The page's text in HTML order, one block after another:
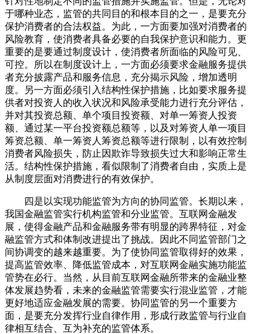
于哪种业态，监管的共同目的和根本目的之一，是要充分
保护消费者的合法权益。为此，一方面要加强对消费者的
风险教育，使消费者具备必要的自我保护意识和能力。更
重要的是要通过制度设计，使消费者所面临的风险可见、
可控。所以在制度设计上，一方面必须要求金融服务提供
者充分披露产品和服务信息，充分揭示风险，增加透明
度。另一方面必须引入结构性保护措施，比如要求服务提
供者对投资人的收入状况和风险承受能力进行充分评估，
并对其投资总额、单个项目投资额、对单一筹资人投资
额、通过某一平台投资额总额等，以及对筹资人单一项目
筹资总额、单一筹资人筹资总额等进行限制，以有效控制
消费者风险损失，防止因欺诈导致损失过大和影响正常生
活。结构性保护措施，看似限制了消费者自由，实质上是
从制度层面对消费进行的有效保护。
四是以实现功能监管为方向的协同监管。长期以来，
我国金融监管实行机构监管和分业监管。互联网金融发
展，使得金融产品和金融服务带有明显的跨界特征，对金
融监管方式和体制改进提出了挑战。因此不同监管部门之
间协调变的越来越重要。为了使协同监管取得好的效果，
提高监管效率、降低监管成本，对互联网金融实施功能监
管势在必行。当然，从目前互联网金融所带来的金融业整
体发展趋势看，未来的金融监管需要实行混业监管，才能
更好地适应金融发展的需要。协同监管的另一个重要方
面，是要充分发挥行业自律作用，形成行政监管与行业自
律相互结合、互为补充的监管体系。